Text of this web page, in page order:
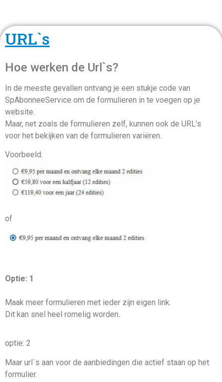
URL`s
Hoe werken de Url`s?
In de meeste gevallen ontvang je een stukje code van
SpAbonneeService om de formulieren in te voegen op je
website.
Maar, net zoals de formulieren zelf, kunnen ook de URL’s
voor het bekijken van de formulieren variëren.
Voorbeeld:
of
Optie: 1
Maak meer formulieren met ieder zijn eigen link.
Dit kan snel heel romelig worden.
optie: 2
Maar url`s aan voor de aanbiedingen die actief staan op het
formulier.